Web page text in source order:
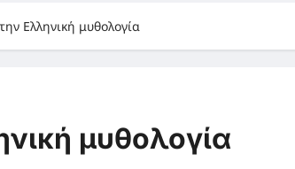
Ελληνική μυθολογία
μυθολογία